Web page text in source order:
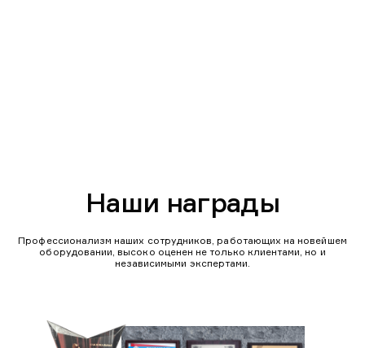
Наши награды
Профессионализм наших сотрудников, работающих на новейшем
оборудовании, высоко оценен не только клиентами, но и
независимыми экспертами.